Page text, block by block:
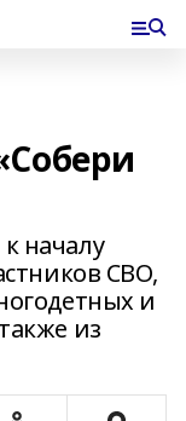
началу
СВО,
и
из